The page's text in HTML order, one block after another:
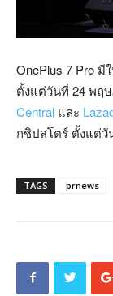
OnePlus 7 Pro มี
ตั้งแต่วันที่ 24 พฤ
Central และ
กชิปสโตร์ ตั้งแต่วั
TAGS prnews